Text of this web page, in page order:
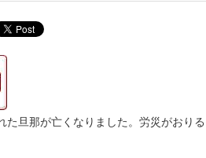
た旦那が亡くなりました。労災がおり